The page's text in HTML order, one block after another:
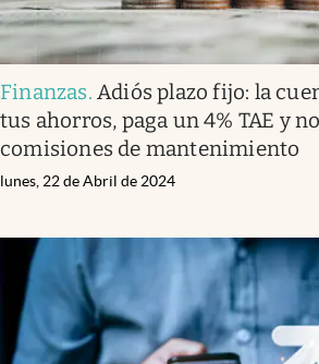
Finanzas.Adiós plazo fijo: la
tus ahorros, paga un 4% TAE y
comisiones de mantenimiento
lunes, 22 de Abril de 2024